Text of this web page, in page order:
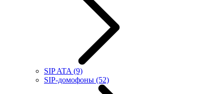
SIP ATA (9)
SIP-домофоны (52)